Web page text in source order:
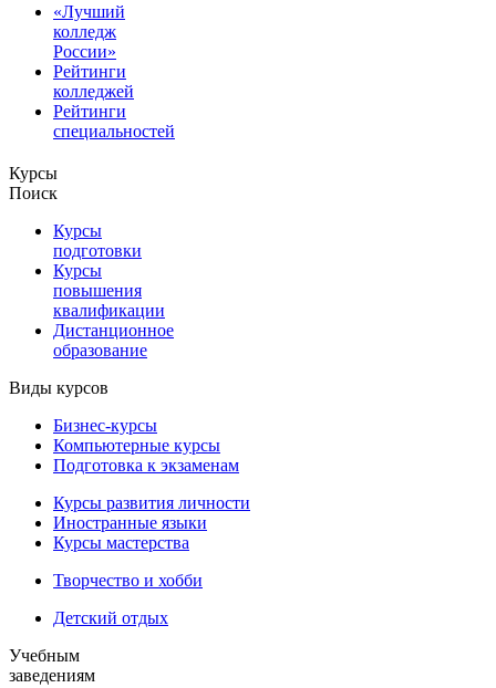
«Лучший
колледж
России»
Рейтинги
колледжей
Рейтинги
специальностей
Курсы
Поиск
Курсы
подготовки
Курсы
повышения
квалификации
Дистанционное
образование
Виды курсов
Бизнес-курсы
Компьютерные курсы
Подготовка к экзаменам
Курсы развития личности
Иностранные языки
Курсы мастерства
Творчество и хобби
Детский отдых
Учебным
заведениям